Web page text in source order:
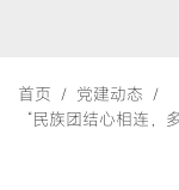
首页 / 党建动态 /
“民族团结心相连，